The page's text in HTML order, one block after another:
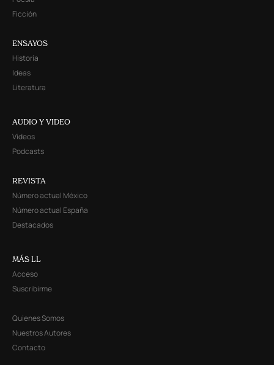
Ficción
ENSAYOS
Historia
Ideas
Literatura
AUDIO Y VIDEO
Videos
Podcasts
REVISTA
Número actual México
Número actual España
Destacados
MÁS LL
Acceso
Suscribirme
Quienes Somos
Nuestros Autores
Contacto